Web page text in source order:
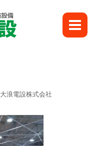
大浪電設株式会社